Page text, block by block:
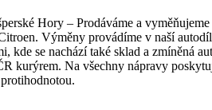
Hory – Prodáváme a
Výměny provádíme v naší
kde se nachází také sklad a zmíněná
kurýrem. Na všechny nápravy